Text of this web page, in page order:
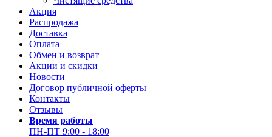
Акция
Распродажа
Доставка
Оплата
Обмен и возврат
Акции и скидки
Новости
Договор публичной оферты
Контакты
Отзывы
Время работы
ПН-ПТ 9:00 - 18:00